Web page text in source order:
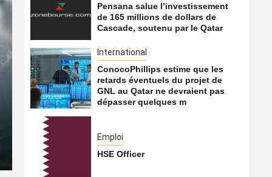
International
Les compagnies du
retrouvée
7 août 2026
Pensana salue l’investissement
de 165 millions de dollars de
Cascade, soutenu par le Qatar
International
ConocoPhillips estime que les
retards éventuels du projet de
GNL au Qatar ne devraient pas
dépasser quelques m
Emploi
HSE Officer